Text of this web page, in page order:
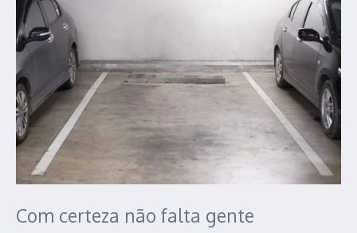
Com certeza não falta gente